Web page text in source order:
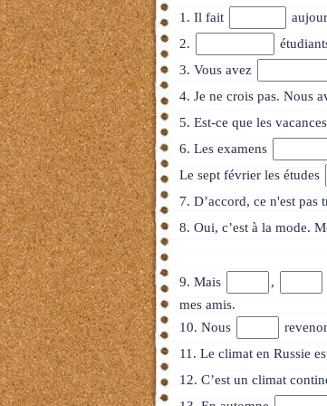
1. Il fait
2.
3. Vous avez
4. Je ne crois pas. Nous
5. Est-ce que les
6. Les examens
Le sept février les études
7. D’accord, ce n'est pas
8. Oui, c’est à la mode.
9. Mais ,
mes amis.
10. Nous
11. Le climat en Russie
12. C’est un climat